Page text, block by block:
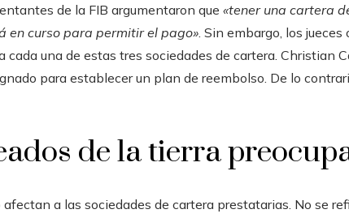
de la FIB argumentaron que «tener una cartera
en curso para permitir el pago» . Sin embargo, los
cada una de estas tres sociedades de cartera. Christian
para establecer un plan de reembolso. De lo
de la tierra
a las sociedades de cartera prestatarias. No se